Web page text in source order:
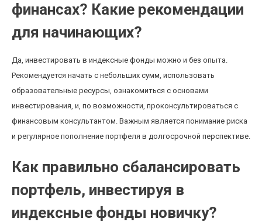
финансах? Какие рекомендации
для начинающих?
Да, инвестировать в индексные фонды можно и без опыта.
Рекомендуется начать с небольших сумм, использовать
образовательные ресурсы, ознакомиться с основами
инвестирования, и, по возможности, проконсультироваться с
финансовым консультантом. Важным является понимание риска
и регулярное пополнение портфеля в долгосрочной перспективе.
Как правильно сбалансировать
портфель, инвестируя в
индексные фонды новичку?